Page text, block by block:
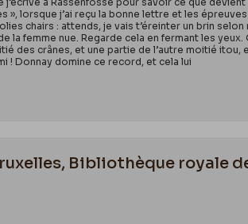
lorsque j’ai reçu la bonne lettre et les épreuves
chairs : attends, je vais t’éreinter un brin selon
femme nue. Regarde cela en fermant les yeux.
des crânes, et une partie de l’autre moitié itou,
! Donnay domine ce record, et cela lui
Bibliothèque royale